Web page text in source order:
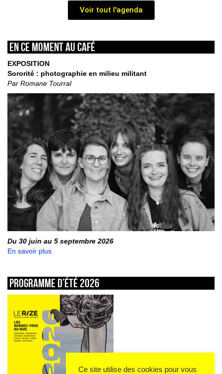
Voir tout l'agenda
En ce moment au café
EXPOSITION
Sororité : photographie en milieu militant
Par Romane Tourral
Du 30 juin au 5 septembre 2026
En savoir plus
Programme d’été 2026
Ce site utilise des cookies pour vous